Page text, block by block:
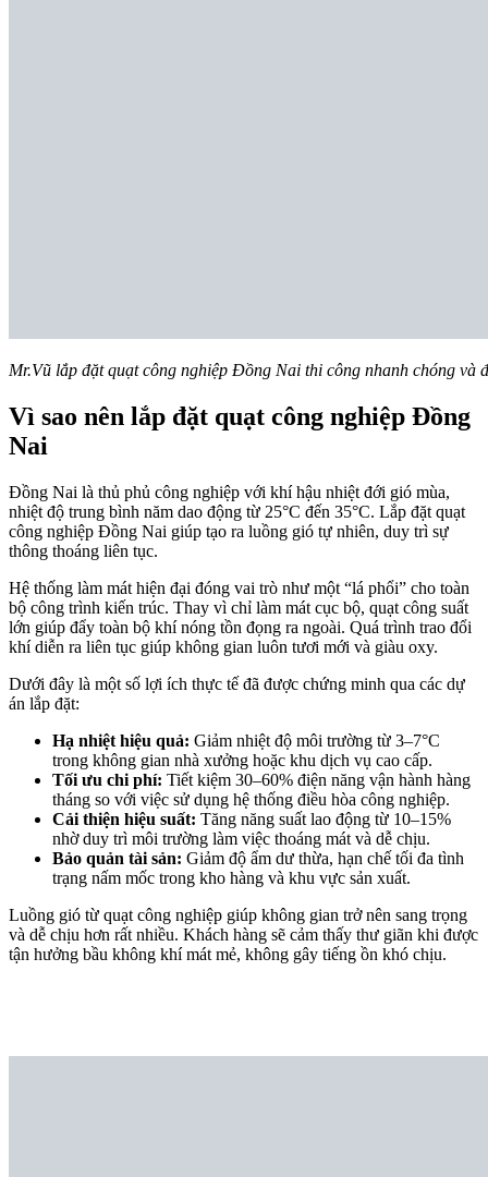
Mr.Vũ lắp đặt quạt công nghiệp Đồng Nai thi công nhanh chóng và
Vì sao nên lắp đặt quạt công nghiệp Đồng
Nai
Đồng Nai là thủ phủ công nghiệp với khí hậu nhiệt đới gió mùa,
nhiệt độ trung bình năm dao động từ 25°C đến 35°C. Lắp đặt quạt
công nghiệp Đồng Nai giúp tạo ra luồng gió tự nhiên, duy trì sự
thông thoáng liên tục.
Hệ thống làm mát hiện đại đóng vai trò như một “lá phổi” cho toàn
bộ công trình kiến trúc. Thay vì chỉ làm mát cục bộ, quạt công suất
lớn giúp đẩy toàn bộ khí nóng tồn đọng ra ngoài. Quá trình trao đổi
khí diễn ra liên tục giúp không gian luôn tươi mới và giàu oxy.
Dưới đây là một số lợi ích thực tế đã được chứng minh qua các dự
án lắp đặt:
Hạ nhiệt hiệu quả: Giảm nhiệt độ môi trường từ 3–7°C
trong không gian nhà xưởng hoặc khu dịch vụ cao cấp.
Tối ưu chi phí: Tiết kiệm 30–60% điện năng vận hành hàng
tháng so với việc sử dụng hệ thống điều hòa công nghiệp.
Cải thiện hiệu suất: Tăng năng suất lao động từ 10–15%
nhờ duy trì môi trường làm việc thoáng mát và dễ chịu.
Bảo quản tài sản: Giảm độ ẩm dư thừa, hạn chế tối đa tình
trạng nấm mốc trong kho hàng và khu vực sản xuất.
Luồng gió từ quạt công nghiệp giúp không gian trở nên sang trọng
và dễ chịu hơn rất nhiều. Khách hàng sẽ cảm thấy thư giãn khi được
tận hưởng bầu không khí mát mẻ, không gây tiếng ồn khó chịu.